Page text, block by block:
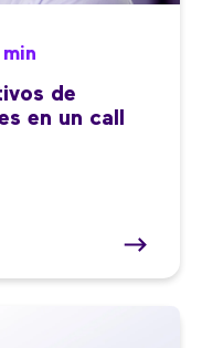
min
de
en un call